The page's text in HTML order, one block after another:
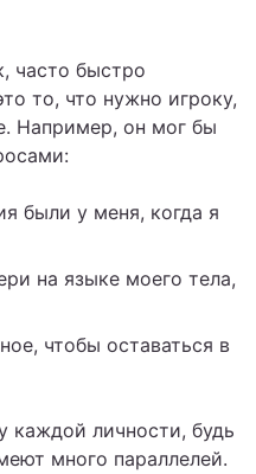
часто быстро
то, что нужно игроку,
Например, он мог бы
были у меня, когда я
на языке моего тела,
чтобы оставаться в
каждой личности, будь
много параллелей.